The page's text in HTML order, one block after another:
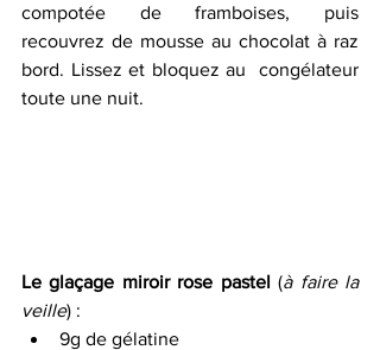
compotée de framboises, puis
recouvrez de mousse au chocolat à raz
bord. Lissez et bloquez au  congélateur
toute une nuit.
Le glaçage miroir rose pastel (à faire la
veille) :
9g de gélatine